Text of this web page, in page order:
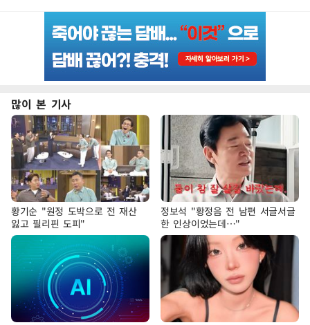
많이 본 기사
황기순 "원정 도박으로 전 재산
잃고 필리핀 도피"
정보석 "황정음 전 남편 서글서글
한 인상이었는데…"